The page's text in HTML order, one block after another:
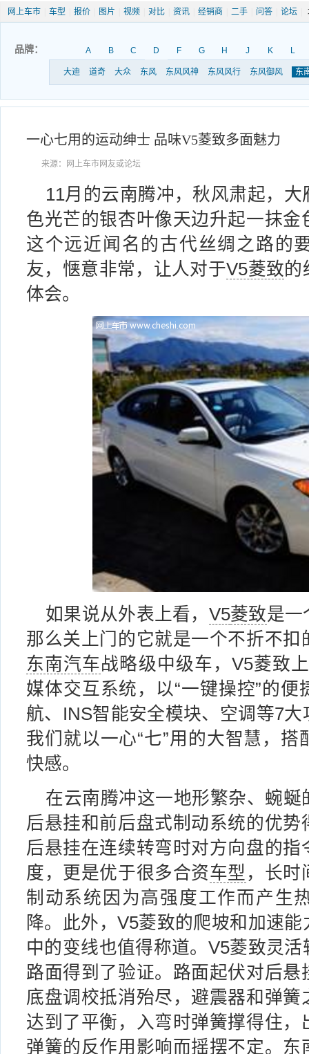
网上车市 车型 报价 图片 视频 对比 资讯 经销商 二手 问答 论坛
品牌： A B C D F G H J K L
大迪 道奇 大众 东风 东风风神 东风风行 东风御风 东
一心七用的运动绅士 品味V5菱致多面魅力
来源：网上车市网友或论坛
11月的云南腾冲，秋风肃起，
色光芒的银杏叶像天边升起一抹
这个远近闻名的古代丝绸之路的
友，惬意非常，让人对于V5菱致的
体会。
如果说从外表上看， V5菱致是一
那么关上门的它就是一个不折不
东南汽车战略级中级车，V5菱致
媒体交互系统，以“一键操控”的
航、INS智能安全模块、空调等7
我们就以一心“七”用的大智慧，搭
快感。
在云南腾冲这一地形繁杂、蜿
后悬挂和前后盘式制动系统的优
后悬挂在连续转弯时对方向盘的
度，更是优于很多合资车型 ，长时
制动系统因为高强度工作而产生
降。此外，V5菱致的爬坡和加速
中的变线也值得称道。V5菱致灵
路面得到了验证。路面起伏对后
底盘调校抵消殆尽，避震器和弹
达到了平衡，入弯时弹簧撑得住
弹簧的反作用影响而摇摆不定。东